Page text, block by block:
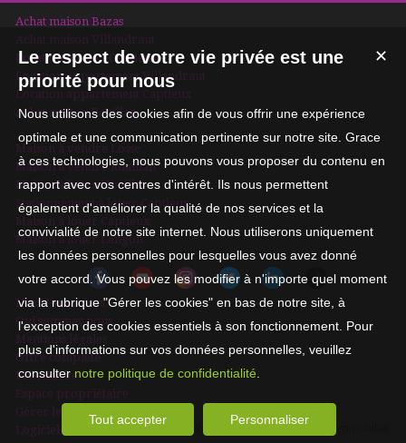
Achat maison Bazas
Achat maison Villandraut
Location maison Captieux
Location appartement Villandraut
Location appartement Captieux
Achat maison Roaillan
Maison à vendre Losse
Maison à vendre Roaillan
Maison à louer Noaillan
Stationnement à louer Captieux
Maison à louer Captieux
Maison à louer Langon
Nos Honoraires
Qui sommes-nous
Mentions légales
Offre complète
Plan du site
Espace propriétaire
Gérer les cookies
Logiciel immobilier
✕
Le respect de votre vie privée est une
priorité pour nous
Nous utilisons des cookies afin de vous offrir une expérience
optimale et une communication pertinente sur notre site. Grace
à ces technologies, nous pouvons vous proposer du contenu en
rapport avec vos centres d'intérêt. Ils nous permettent
également d'améliorer la qualité de nos services et la
convivialité de notre site internet. Nous utiliserons uniquement
les données personnelles pour lesquelles vous avez donné
votre accord. Vous pouvez les modifier à n'importe quel moment
via la rubrique "Gérer les cookies" en bas de notre site, à
l'exception des cookies essentiels à son fonctionnement. Pour
plus d'informations sur vos données personnelles, veuillez
consulternotre politique de confidentialité
Tout accepter Personnaliser